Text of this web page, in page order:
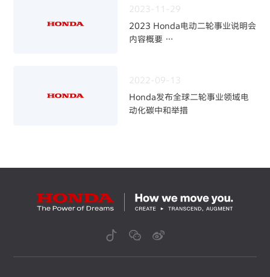
2023-11-29
2023 Honda电动二轮事业说明会
内容概要
2022-09-13
Honda发布全球二轮事业领域电
动化碳中和举措